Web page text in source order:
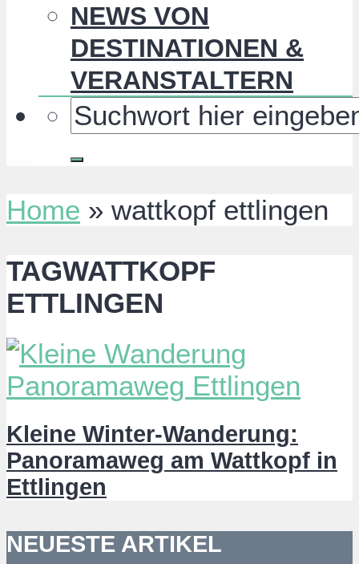
NEWS VON
DESTINATIONEN &
VERANSTALTERN
Home » wattkopf ettlingen
TAGWATTKOPF
ETTLINGEN
Kleine Winter-Wanderung:
Panoramaweg am Wattkopf in
Ettlingen
NEUESTE ARTIKEL